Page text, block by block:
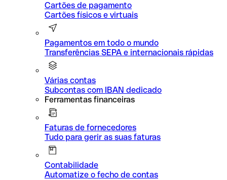
Cartões de pagamento
Cartões físicos e virtuais
Pagamentos em todo o mundo
Transferências SEPA e internacionais rápidas
Várias contas
Subcontas com IBAN dedicado
Ferramentas financeiras
Faturas de fornecedores
Tudo para gerir as suas faturas
Contabilidade
Automatize o fecho de contas